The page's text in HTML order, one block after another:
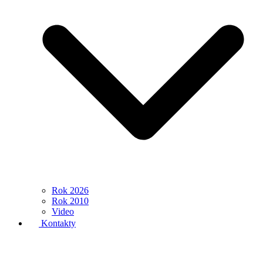
Rok 2026
Rok 2010
Video
Kontakty